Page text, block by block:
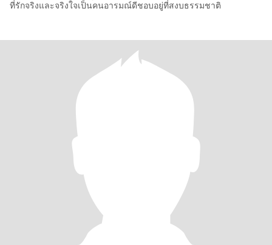
ที่รักจริงและจริงใจเป็นคนอารมณ์ดีชอบอยู่ที่สงบธรรมชาติ